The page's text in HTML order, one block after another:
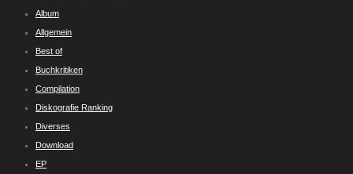
Album
Allgemein
Best of
Buchkritiken
Compilation
Diskografie Ranking
Diverses
Download
EP